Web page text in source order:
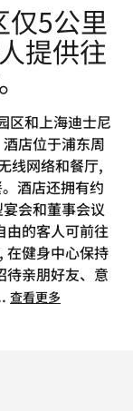
仅5公里
提供往
区和上海迪士尼
店位于浦东周
线网络和餐厅,
酒店还拥有约
会和董事会议
由的客人可前往
在健身中心保持
待亲朋好友、意
查看更多